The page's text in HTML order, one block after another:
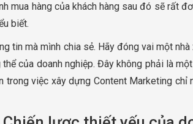
mua hàng của khách hàng sau đó sẽ rất
biết.
mà mình chia sẻ. Hãy đóng vai một
của doanh nghiệp. Đây không phải là
trong việc xây dựng Content Marketing